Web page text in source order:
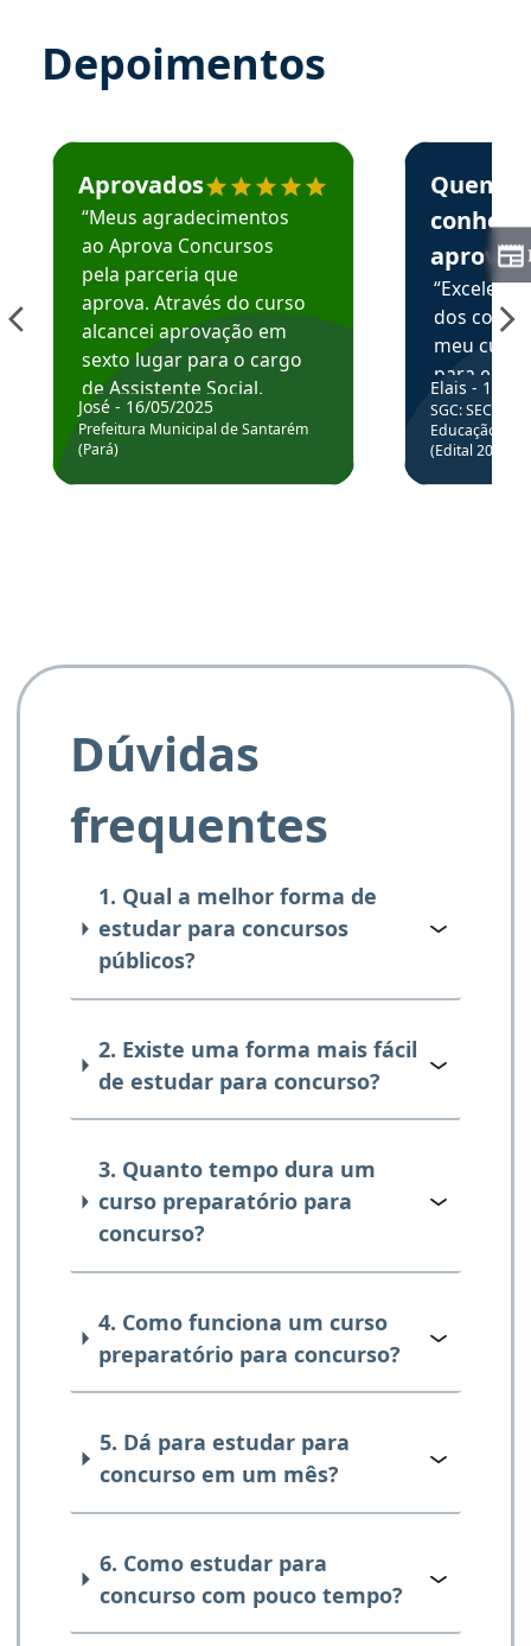
Depoimentos
Estudante José recomenda o Aprova Concursos em
Aprovados
“Meus agradecimentos
ao Aprova Concursos
pela parceria que
aprova. Através do curso
alcancei aprovação em
sexto lugar para o cargo
de Assistente Social.
Hoje estou atuando na
Prefeitura de Santarém.
José - 16/05/2025
Prefeitura Municipal de Santarém
(Pará)
Estudante
Quem
aprova
dos
meu
para
colocar
através
de
Elais - 15/
SGC: SEC BA
Educação
(Edital
Dúvidas
frequentes
1. Qual a melhor forma de
estudar para concursos
públicos?
2. Existe uma forma mais fácil
de estudar para concurso?
3. Quanto tempo dura um
curso preparatório para
concurso?
4. Como funciona um curso
preparatório para concurso?
5. Dá para estudar para
concurso em um mês?
6. Como estudar para
concurso com pouco tempo?